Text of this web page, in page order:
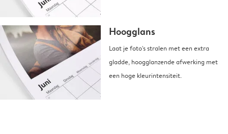
Hoogglans
Laat je foto's stralen met een extra
gladde, hoogglanzende afwerking met
een hoge kleurintensiteit.